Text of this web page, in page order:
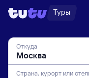
Туры
Откуда
Страна, курорт или